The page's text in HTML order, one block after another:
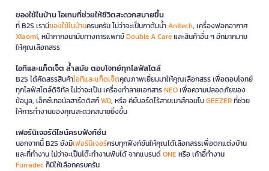
ของใช้ในบ้าน ไอเทมที่ช่วยให้ชีวิตสะดวกสบายขึ้น
ที่ B2S เรามีของใช้ในบ้านครบครัน ไม่ว่าจะเป็นกาต้มน้ำAnitech, เครื่องฟอกอากาศ
Xiaomi, หน้ากากอนามัยทางการแพทย์Double A Careและสินค้าอื่น ๆ อีกมากมาย
ให้คุณเลือกสรร
ไอทีและแก็ดเจ็ต ล้ำสมัย ตอบโจทย์ทุกไลฟ์สไตล์
B2S ได้คัดสรรสินค้าไอทีและแก็ดเจ็ตคุณภาพเยี่ยมมาให้คุณเลือกสรร เพื่อตอบโจทย์
ทุกไลฟ์สไตล์ดิจิทัล ไม่ว่าจะเป็น เครื่องทำลายเอกสารNEOเพื่อความปลอดภัยของ
ข้อมูล, เอ็กซ์เทอนัลฮาร์ดดิสก์WD, หรือ คีย์บอร์ดไร้สายเมาส์คอมโบGEEZERที่ช่วย
ให้การทำงานของคุณสะดวกสบายยิ่งขึ้น
เฟอร์นิเจอร์ดีไซน์ครบฟังก์ชั่น
นอกจากนี้ B2S ยังมีเฟอร์นิเจอร์ครบทุกฟังก์ชันให้คุณได้เลือกสรรเพื่อตกแต่งบ้าน
และที่ทำงาน ไม่ว่าจะเป็นโต๊ะทำงานพับได้ จากแบรนด์ONEหรือ เก้าอี้ทำงาน
Furradecก็มีให้เลือกครบครัน